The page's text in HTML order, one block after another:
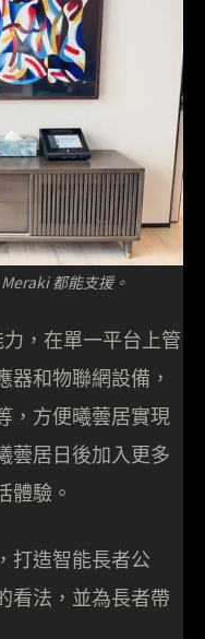
都能支援。
，在單一平台上管
器和物聯網設備，
，方便曦蕓居實現
蕓居日後加入更多
體驗。
打造智能長者公
看法，並為長者帶